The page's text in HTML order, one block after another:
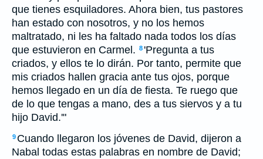
que tienes esquiladores. Ahora bien, tus pastores
han estado con nosotros, y no los hemos
maltratado, ni les ha faltado nada todos los días
que estuvieron en Carmel. 8 'Pregunta a tus
criados, y ellos te lo dirán. Por tanto, permite que
mis criados hallen gracia ante tus ojos, porque
hemos llegado en un día de fiesta. Te ruego que
de lo que tengas a mano, des a tus siervos y a tu
hijo David.'"
9 Cuando llegaron los jóvenes de David, dijeron a
Nabal todas estas palabras en nombre de David;